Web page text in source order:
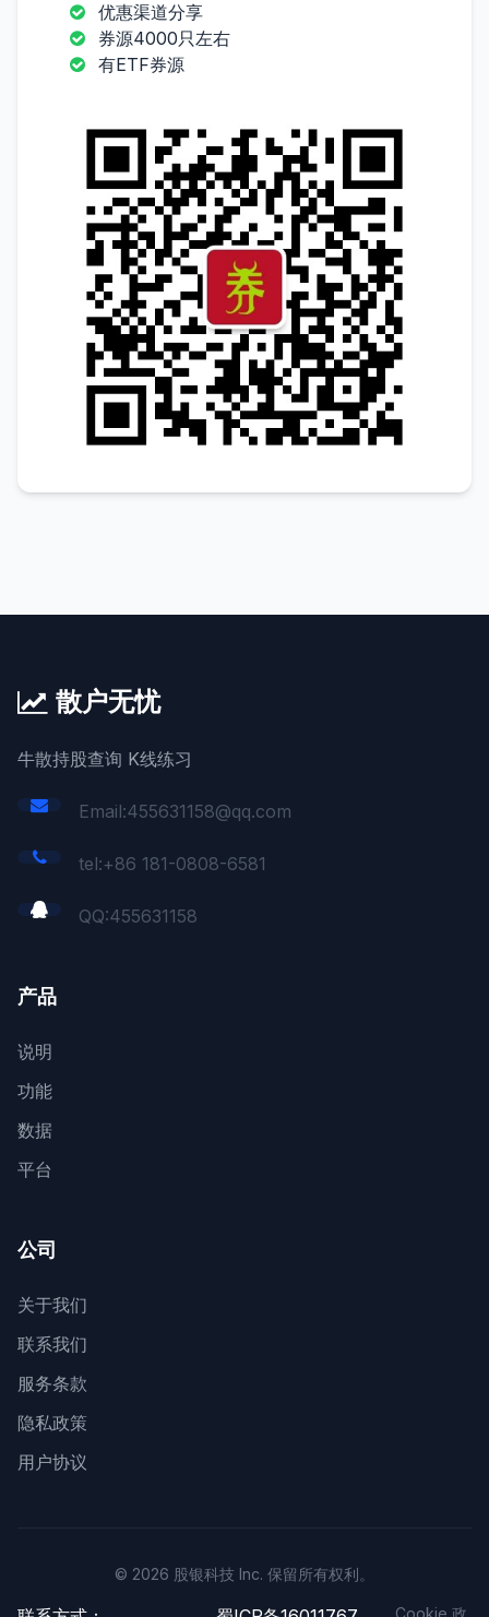
优惠渠道分享
券源4000只左右
有ETF券源
散户无忧
牛散持股查询 K线练习
Email:455631158@qq.com
tel:+86 181-0808-6581
QQ:455631158
产品
说明
功能
数据
平台
公司
关于我们
联系我们
服务条款
隐私政策
用户协议
© 2026 股银科技 Inc. 保留所有权利。
Cookie 政